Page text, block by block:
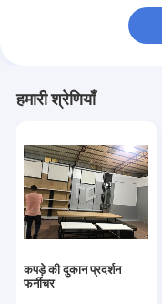
कारखाना भ्रमण
संपर्क करें
एक उद्धरण का अनुरोध करें
हमारी श्रेणियाँ
कपड़े की दुकान प्रदर्शन
फर्नीचर